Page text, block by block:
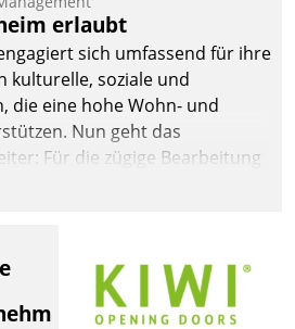
erlaubt
sich umfassend für ihre
kulturelle, soziale und
die eine hohe Wohn- und
Nun geht das
Für die zügige Bearbeitung
Lob – richtet das
einen eigenen Kanal